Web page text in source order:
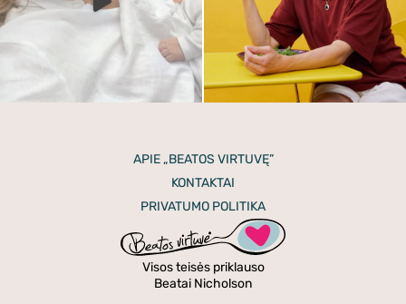
APIE „BEATOS VIRTUVĘ”
KONTAKTAI
PRIVATUMO POLITIKA
Visos teisės priklauso
Beatai Nicholson